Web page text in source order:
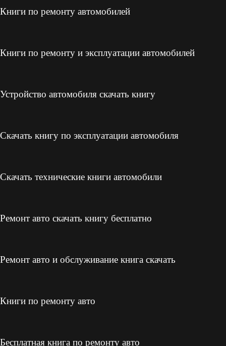
Книги по ремонту автомобилей
Книги по ремонту и эксплуатации автомобилей
Устройство автомобиля скачать книгу
Скачать книгу по эксплуатации автомобиля
Скачать технические книги автомобили
Ремонт авто скачать книгу бесплатно
Ремонт авто и обслуживание книга скачать
Книги по ремонту авто
Бесплатная книга по ремонту авто